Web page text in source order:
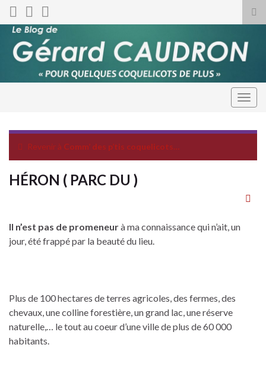
Revenir à Comm’ des p’tis coquelicots…
HÉRON ( PARC DU )
Il n’est pas de promeneurà ma connaissance qui n’ait, un
jour, été frappé par la beauté du lieu.
Plus de 100 hectares de terres agricoles, des fermes, des
chevaux, une colline forestière, un grand lac, une réserve
naturelle,… le tout au coeur d’une ville de plus de 60 000
habitants.